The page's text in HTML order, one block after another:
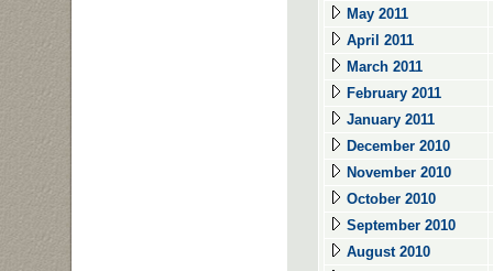
May 2011
April 2011
March 2011
February 2011
January 2011
December 2010
November 2010
October 2010
September 2010
August 2010